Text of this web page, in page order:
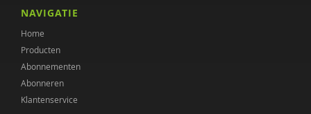
Annet Nugter
Ewout Openneer
Peter Oud
Marjolein Peters
NAVIGATIE
Home
Producten
Abonnementen
Abonneren
Klantenservice